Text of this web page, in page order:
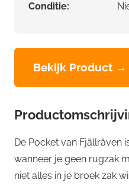
Conditie:
Bekijk Product →
De Pocket van Fjällräven
wanneer je geen rugzak
niet alles in je broek zak